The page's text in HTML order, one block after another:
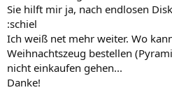
Sie hilft mir ja, nach endlosen
:schiel
Ich weiß net mehr weiter. Wo
Weihnachtszeug bestellen
nicht einkaufen gehen...
Danke!